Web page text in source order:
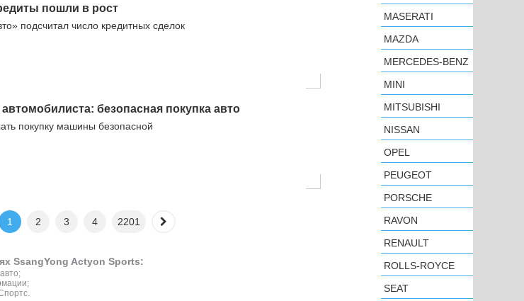
пошли в рост
подсчитал число кредитных сделок
безопасная покупка авто
покупку машины безопасной
1 2 3 4 2201
SsangYong Actyon Sports:
MASERATI
MAZDA
MERCEDES-BENZ
MINI
MITSUBISHI
NISSAN
OPEL
PEUGEOT
PORSCHE
RAVON
RENAULT
ROLLS-ROYCE
SEAT